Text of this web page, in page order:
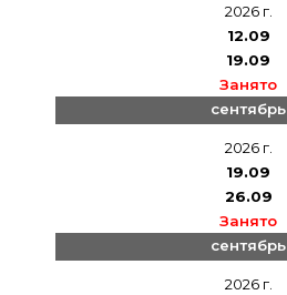
2026 г.
12.09
19.09
Занято
сентябрь
2026 г.
19.09
26.09
Занято
сентябрь
2026 г.